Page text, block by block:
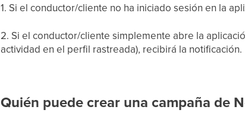
1. Si el conductor/cliente no ha iniciado sesión en la
2. Si el conductor/cliente simplemente abre la
actividad en el perfil rastreada), recibirá la notificación.
Quién puede crear una campaña de